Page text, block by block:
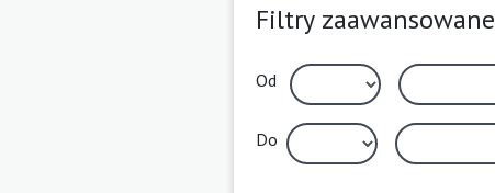
Filtry zaawansowane
Od
Do